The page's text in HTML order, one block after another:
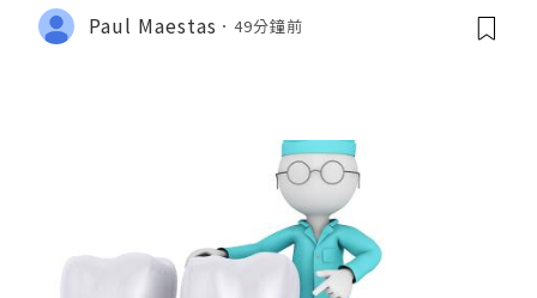
Paul Maestas 49分鐘前